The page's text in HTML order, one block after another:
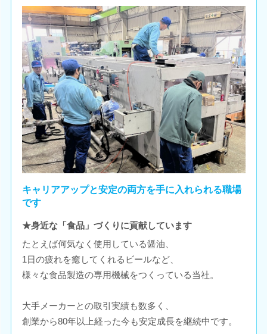
キャリアアップと安定の両方を手に入れられる職場
です
★身近な「食品」づくりに貢献しています
たとえば何気なく使用している醤油、
1日の疲れを癒してくれるビールなど、
様々な食品製造の専用機械をつくっている当社。
大手メーカーとの取引実績も数多く、
創業から80年以上経った今も安定成長を継続中です。